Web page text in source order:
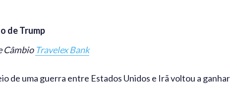
de Trump
Câmbio Travelex Bank
de uma guerra entre Estados Unidos e Irã voltou a ganhar